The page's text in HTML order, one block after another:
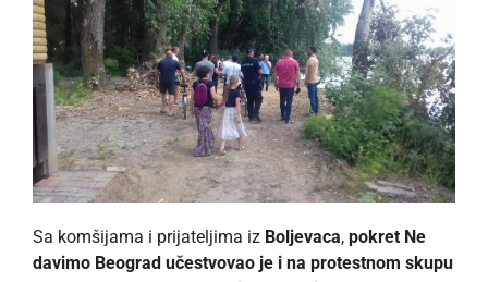
Sa komšijama i prijateljima iz Boljevaca, pokret Ne
davimo Beograd učestvovao je i na protestnom skupu